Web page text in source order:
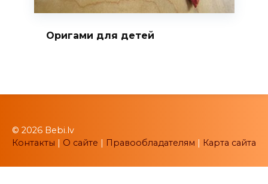
Оригами для детей
© 2026 Bebi.lv
Контакты
О сайте Правообладателям Карта сайта